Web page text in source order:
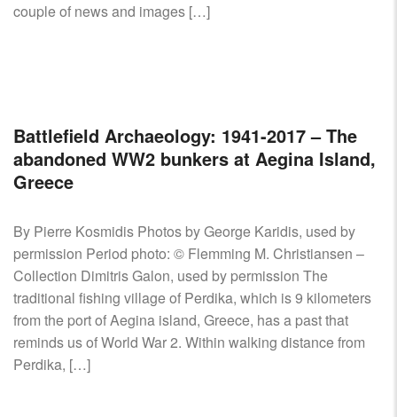
couple of news and images […]
Battlefield Archaeology: 1941-2017 – The
abandoned WW2 bunkers at Aegina Island,
Greece
By Pierre Kosmidis Photos by George Karidis, used by
permission Period photo: © Flemming M. Christiansen –
Collection Dimitris Galon, used by permission The
traditional fishing village of Perdika, which is 9 kilometers
from the port of Aegina island, Greece, has a past that
reminds us of World War 2. Within walking distance from
Perdika, […]